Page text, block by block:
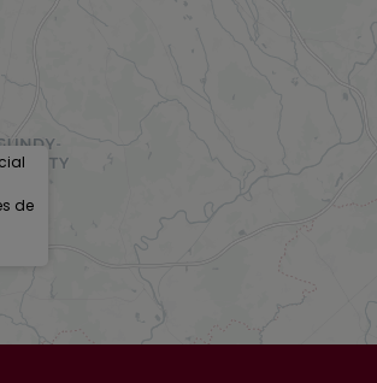
de